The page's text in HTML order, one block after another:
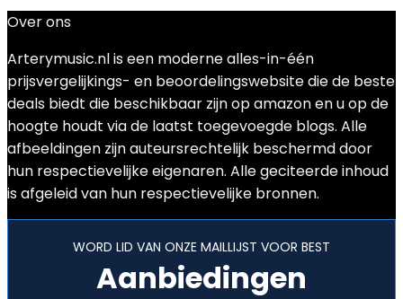
Over ons
Arterymusic.nl is een moderne alles-in-één
prijsvergelijkings- en beoordelingswebsite die de beste
deals biedt die beschikbaar zijn op amazon en u op de
hoogte houdt via de laatst toegevoegde blogs. Alle
afbeeldingen zijn auteursrechtelijk beschermd door
hun respectievelijke eigenaren. Alle geciteerde inhoud
is afgeleid van hun respectievelijke bronnen.
WORD LID VAN ONZE MAILLIJST VOOR BEST
Aanbiedingen